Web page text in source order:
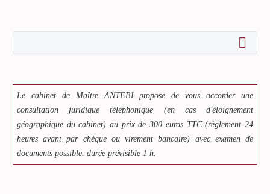
Le cabinet de Maître ANTEBI propose de vous accorder une
consultation juridique téléphonique (en cas d'éloignement
géographique du cabinet) au prix de 300 euros TTC (règlement 24
heures avant par chèque ou virement bancaire) avec examen de
documents possible. durée prévisible 1 h.